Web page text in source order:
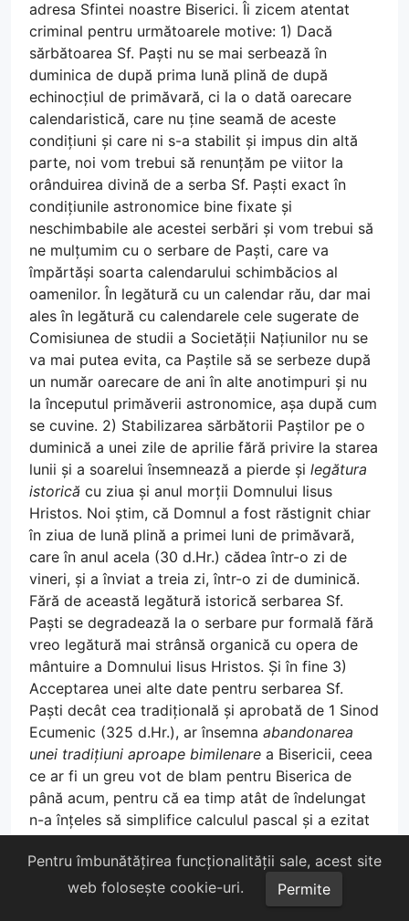
adresa Sfintei noastre Biserici. Îi zicem atentat
criminal pentru următoarele motive: 1) Dacă
sărbătoarea Sf. Paști nu se mai serbează în
duminica de după prima lună plină de după
echinocțiul de primăvară, ci la o dată oarecare
calendaristică, care nu ține seamă de aceste
condițiuni și care ni s-a stabilit și impus din altă
parte, noi vom trebui să renunțăm pe viitor la
orânduirea divină de a serba Sf. Paști exact în
condițiunile astronomice bine fixate și
neschimbabile ale acestei serbări și vom trebui să
ne mulțumim cu o serbare de Paști, care va
împărtăși soarta calendarului schimbăcios al
oamenilor. În legătură cu un calendar rău, dar mai
ales în legătură cu calendarele cele sugerate de
Comisiunea de studii a Societății Națiunilor nu se
va mai putea evita, ca Paștile să se serbeze după
un număr oarecare de ani în alte anotimpuri și nu
la începutul primăverii astronomice, așa după cum
se cuvine. 2) Stabilizarea sărbătorii Paștilor pe o
duminică a unei zile de aprilie fără privire la starea
lunii și a soarelui însemnează a pierde și legătura
istorică cu ziua și anul morții Domnului Iisus
Hristos. Noi știm, că Domnul a fost răstignit chiar
în ziua de lună plină a primei luni de primăvară,
care în anul acela (30 d.Hr.) cădea într-o zi de
vineri, și a înviat a treia zi, într-o zi de duminică.
Fără de această legătură istorică serbarea Sf.
Paști se degradează la o serbare pur formală fără
vreo legătură mai strânsă organică cu opera de
mântuire a Domnului Iisus Hristos. Și în fine 3)
Acceptarea unei alte date pentru serbarea Sf.
Paști decât cea tradițională și aprobată de 1 Sinod
Ecumenic (325 d.Hr.), ar însemna abandonarea
unei tradițiuni aproape bimilenare a Bisericii, ceea
ce ar fi un greu vot de blam pentru Biserica de
până acum, pentru că ea timp atât de îndelungat
n-a înțeles să simplifice calculul pascal și a ezitat
să-l lege de o duminică fixă din calendar, și în
același timp un gest nemaipomenit de îngâmfare a
Bisericii de acum, care se transpune, în mod
suveran, peste toate orânduirile bisericești
Pentru îmbunătățirea funcționalității sale, acest site
web folosește cookie-uri.
Permite